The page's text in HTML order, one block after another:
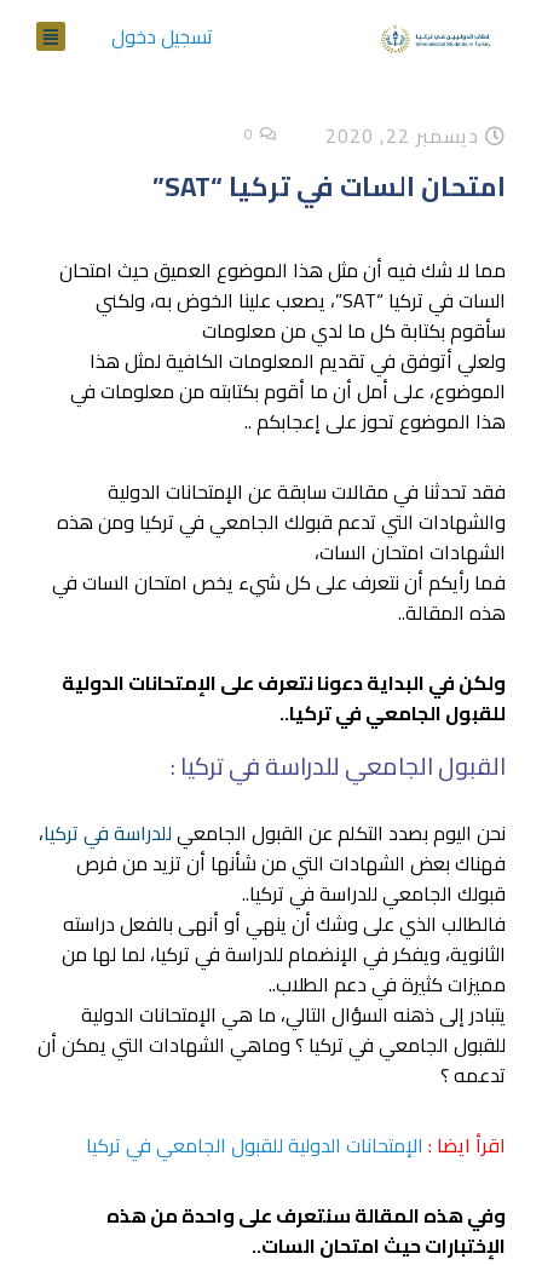
تسجيل دخول
ديسمبر 22, 2020 0
امتحان السات في تركيا “SAT”
مما لا شك فيه أن مثل هذا الموضوع العميق حيث امتحان
السات في تركيا “SAT”، يصعب علينا الخوض به، ولكني
سأقوم بكتابة كل ما لدي من معلومات
ولعلي أتوفق في تقديم المعلومات الكافية لمثل هذا
الموضوع، على أمل أن ما أقوم بكتابته من معلومات في
هذا الموضوع تحوز على إعجابكم ..
فقد تحدثنا في مقالات سابقة عن الإمتحانات الدولية
والشهادات التي تدعم قبولك الجامعي في تركيا ومن هذه
الشهادات امتحان السات،
فما رأيكم أن نتعرف على كل شيء يخص امتحان السات في
هذه المقالة..
ولكن في البداية دعونا نتعرف على الإمتحانات الدولية
للقبول الجامعي في تركيا..
القبول الجامعي للدراسة في تركيا :
نحن اليوم بصدد التكلم عن القبول الجامعيللدراسة في تركيا،
فهناك بعض الشهادات التي من شأنها أن تزيد من فرص
قبولك الجامعي للدراسة في تركيا..
فالطالب الذي على وشك أن ينهي أو أنهى بالفعل دراسته
الثانوية، ويفكر في الإنضمام للدراسة في تركيا، لما لها من
مميزات كثيرة في دعم الطلاب..
يتبادر إلى ذهنه السؤال التالي، ما هي الإمتحانات الدولية
للقبول الجامعي في تركيا ؟ وماهي الشهادات التي يمكن أن
تدعمه ؟
اقرأ ايضا : الإمتحانات الدولية للقبول الجامعي في تركيا
وفي هذه المقالة سنتعرف على واحدة من هذه
الإختبارات حيث امتحان السات..